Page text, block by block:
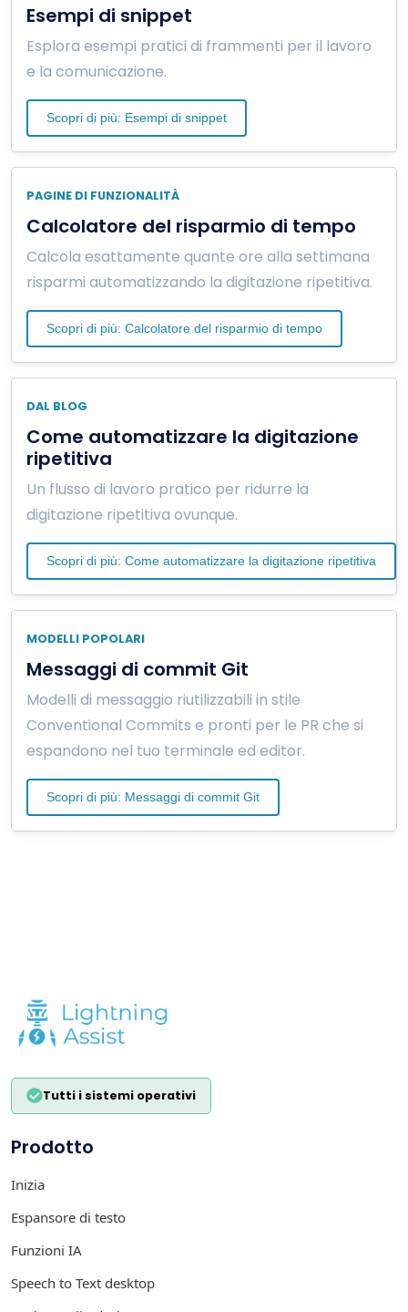
Esempi di snippet
Esplora esempi pratici di frammenti per il lavoro
e la comunicazione.
Scopri di più: Esempi di snippet
PAGINE DI FUNZIONALITÀ
Calcolatore del risparmio di tempo
Calcola esattamente quante ore alla settimana
risparmi automatizzando la digitazione ripetitiva.
Scopri di più: Calcolatore del risparmio di tempo
DAL BLOG
Come automatizzare la digitazione
ripetitiva
Un flusso di lavoro pratico per ridurre la
digitazione ripetitiva ovunque.
Scopri di più: Come automatizzare la digitazione ripetitiva
MODELLI POPOLARI
Messaggi di commit Git
Modelli di messaggio riutilizzabili in stile
Conventional Commits e pronti per le PR che si
espandono nel tuo terminale ed editor.
Scopri di più: Messaggi di commit Git
Tutti i sistemi operativi
Prodotto
Inizia
Espansore di testo
Funzioni IA
Speech to Text desktop